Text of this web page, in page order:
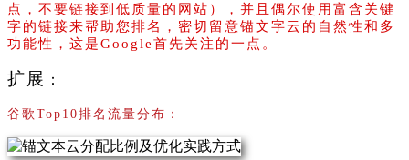
点，不要链接到低质量的网站），并且偶尔使用富含关键
字的链接来帮助您排名，密切留意锚文字云的自然性和多
功能性，这是Google首先关注的一点。
扩展 ：
谷歌Top10排名流量分布：